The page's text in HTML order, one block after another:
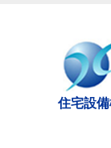
住宅設